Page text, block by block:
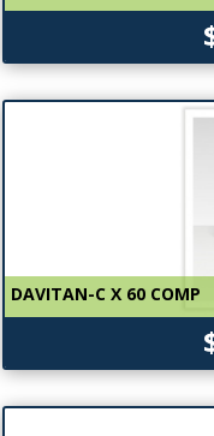
DAVITAN-C X 60 COMP